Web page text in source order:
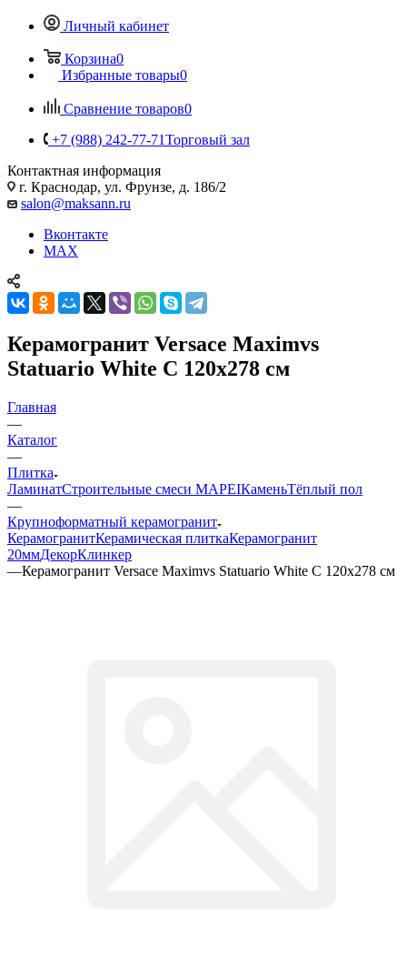
Личный кабинет
Корзина0
Избранные товары0
Сравнение товаров0
+7 (988) 242-77-71Торговый зал
Контактная информация
г. Краснодар, ул. Фрунзе, д. 186/2
salon@maksann.ru
Вконтакте
MAX
Керамогранит Versace Maximvs
Statuario White C 120x278 см
Главная
—
Каталог
—
Плитка
ЛаминатСтроительные смеси MAPEIКаменьТёплый пол
—
Крупноформатный керамогранит
КерамогранитКерамическая плиткаКерамогранит
20ммДекорКлинкер
—Керамогранит Versace Maximvs Statuario White C 120x278 см